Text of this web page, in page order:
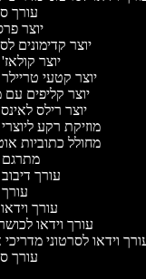
עורך
יוצר
יוצר קדימונים
יוצר
יוצר קטעי
יוצר קליפים
יוצר רילס
מוזיקת רקע
מחולל כתוביות
עורך
עורך
עורך וידאו
עורך וידאו לסרטוני
עורך